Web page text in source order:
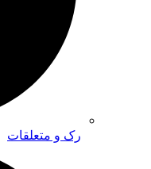
رک و متعلقات